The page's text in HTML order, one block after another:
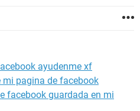
ayudenme xf
mi pagina de facebook
facebook guardada en mi